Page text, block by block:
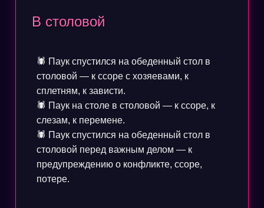
В столовой
🕷️ Паук спустился на обеденный стол в
столовой — к ссоре с хозяевами, к
сплетням, к зависти.
🕷️ Паук на столе в столовой — к ссоре, к
слезам, к перемене.
🕷️ Паук спустился на обеденный стол в
столовой перед важным делом — к
предупреждению о конфликте, ссоре,
потере.